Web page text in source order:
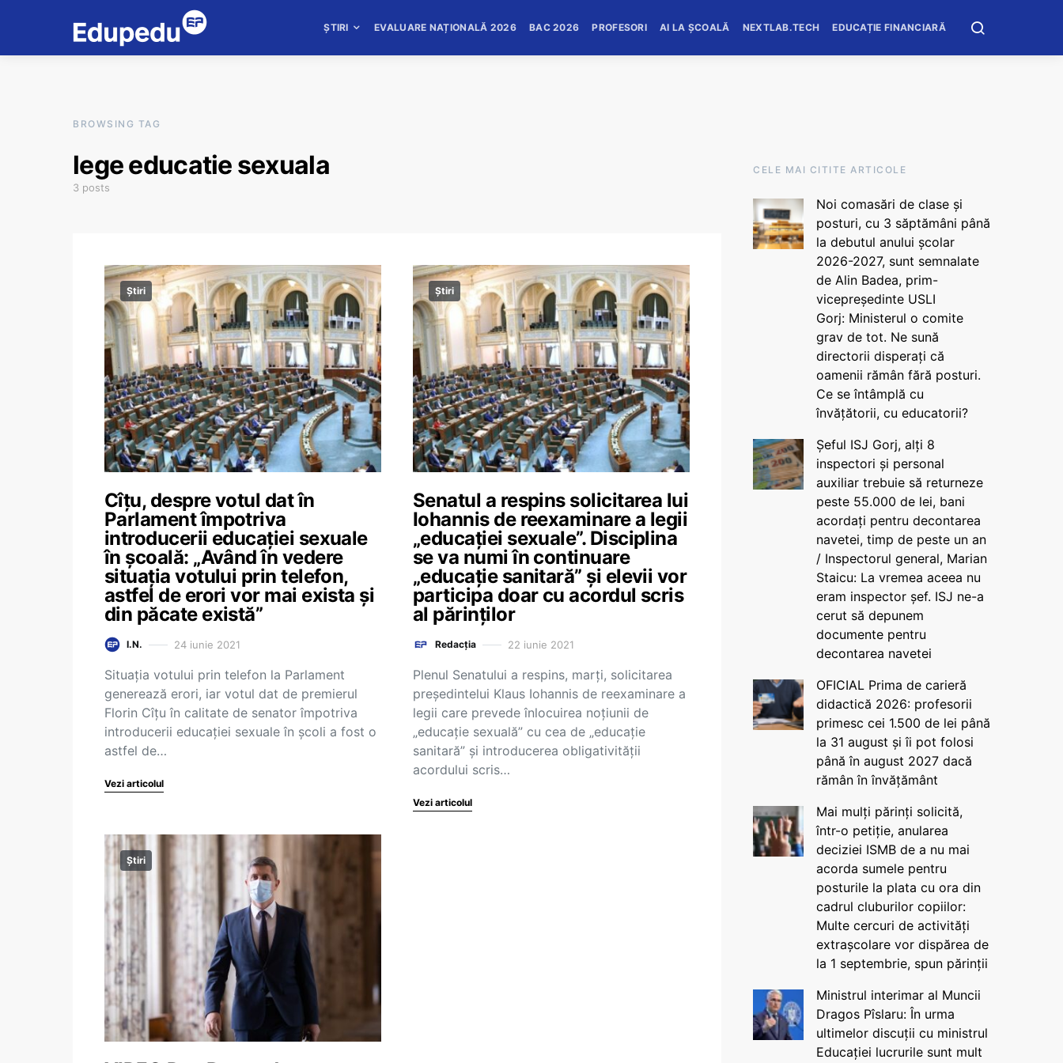
ȘTIRI EVALUARE NAȚIONALĂ 2026 BAC 2026 PROFESORI AI LA ȘCOALĂ NEXTLAB.TECH EDUCAȚIE FINANCIARĂ
BROWSING TAG
lege educatie sexuala
3 posts
Știri
Cîțu, despre votul dat în
Parlament împotriva
introducerii educației sexuale
în școală: „Având în vedere
situația votului prin telefon,
astfel de erori vor mai exista și
din păcate există”
I.N. 24 iunie 2021
Situația votului prin telefon la Parlament
generează erori, iar votul dat de premierul
Florin Cîțu în calitate de senator împotriva
introducerii educației sexuale în școli a fost o
astfel de…
Vezi articolul
Știri
Senatul a respins solicitarea lui
Iohannis de reexaminare a legii
„educației sexuale”. Disciplina
se va numi în continuare
„educație sanitară” și elevii vor
participa doar cu acordul scris
al părinților
Redacția 22 iunie 2021
Plenul Senatului a respins, marți, solicitarea
președintelui Klaus Iohannis de reexaminare a
legii care prevede înlocuirea noțiunii de
„educație sexuală” cu cea de „educație
sanitară” și introducerea obligativității
acordului scris…
Vezi articolul
Știri
CELE MAI CITITE ARTICOLE
Noi comasări de clase și
posturi, cu 3 săptămâni până
la debutul anului școlar
2026-2027, sunt semnalate
de Alin Badea, prim-
vicepreședinte USLI
Gorj: Ministerul o comite
grav de tot. Ne sună
directorii disperați că
oamenii rămân fără posturi.
Ce se întâmplă cu
învățătorii, cu educatorii?
Șeful ISJ Gorj, alți 8
inspectori și personal
auxiliar trebuie să returneze
peste 55.000 de lei, bani
acordați pentru decontarea
navetei, timp de peste un an
/ Inspectorul general, Marian
Staicu: La vremea aceea nu
eram inspector șef. ISJ ne-a
cerut să depunem
documente pentru
decontarea navetei
OFICIAL Prima de carieră
didactică 2026: profesorii
primesc cei 1.500 de lei până
la 31 august și îi pot folosi
până în august 2027 dacă
rămân în învățământ
Mai mulți părinți solicită,
într-o petiție, anularea
deciziei ISMB de a nu mai
acorda sumele pentru
posturile la plata cu ora din
cadrul cluburilor copiilor:
Multe cercuri de activități
extrașcolare vor dispărea de
la 1 septembrie, spun părinții
Ministrul interimar al Muncii
Dragos Pîslaru: În urma
ultimelor discuții cu ministrul
Educației lucrurile sunt mult